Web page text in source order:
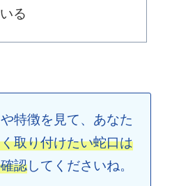
る
特徴を見て、あなた
取り付けたい蛇口は
認してくださいね。